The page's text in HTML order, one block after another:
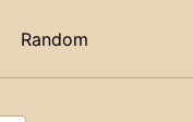
Random